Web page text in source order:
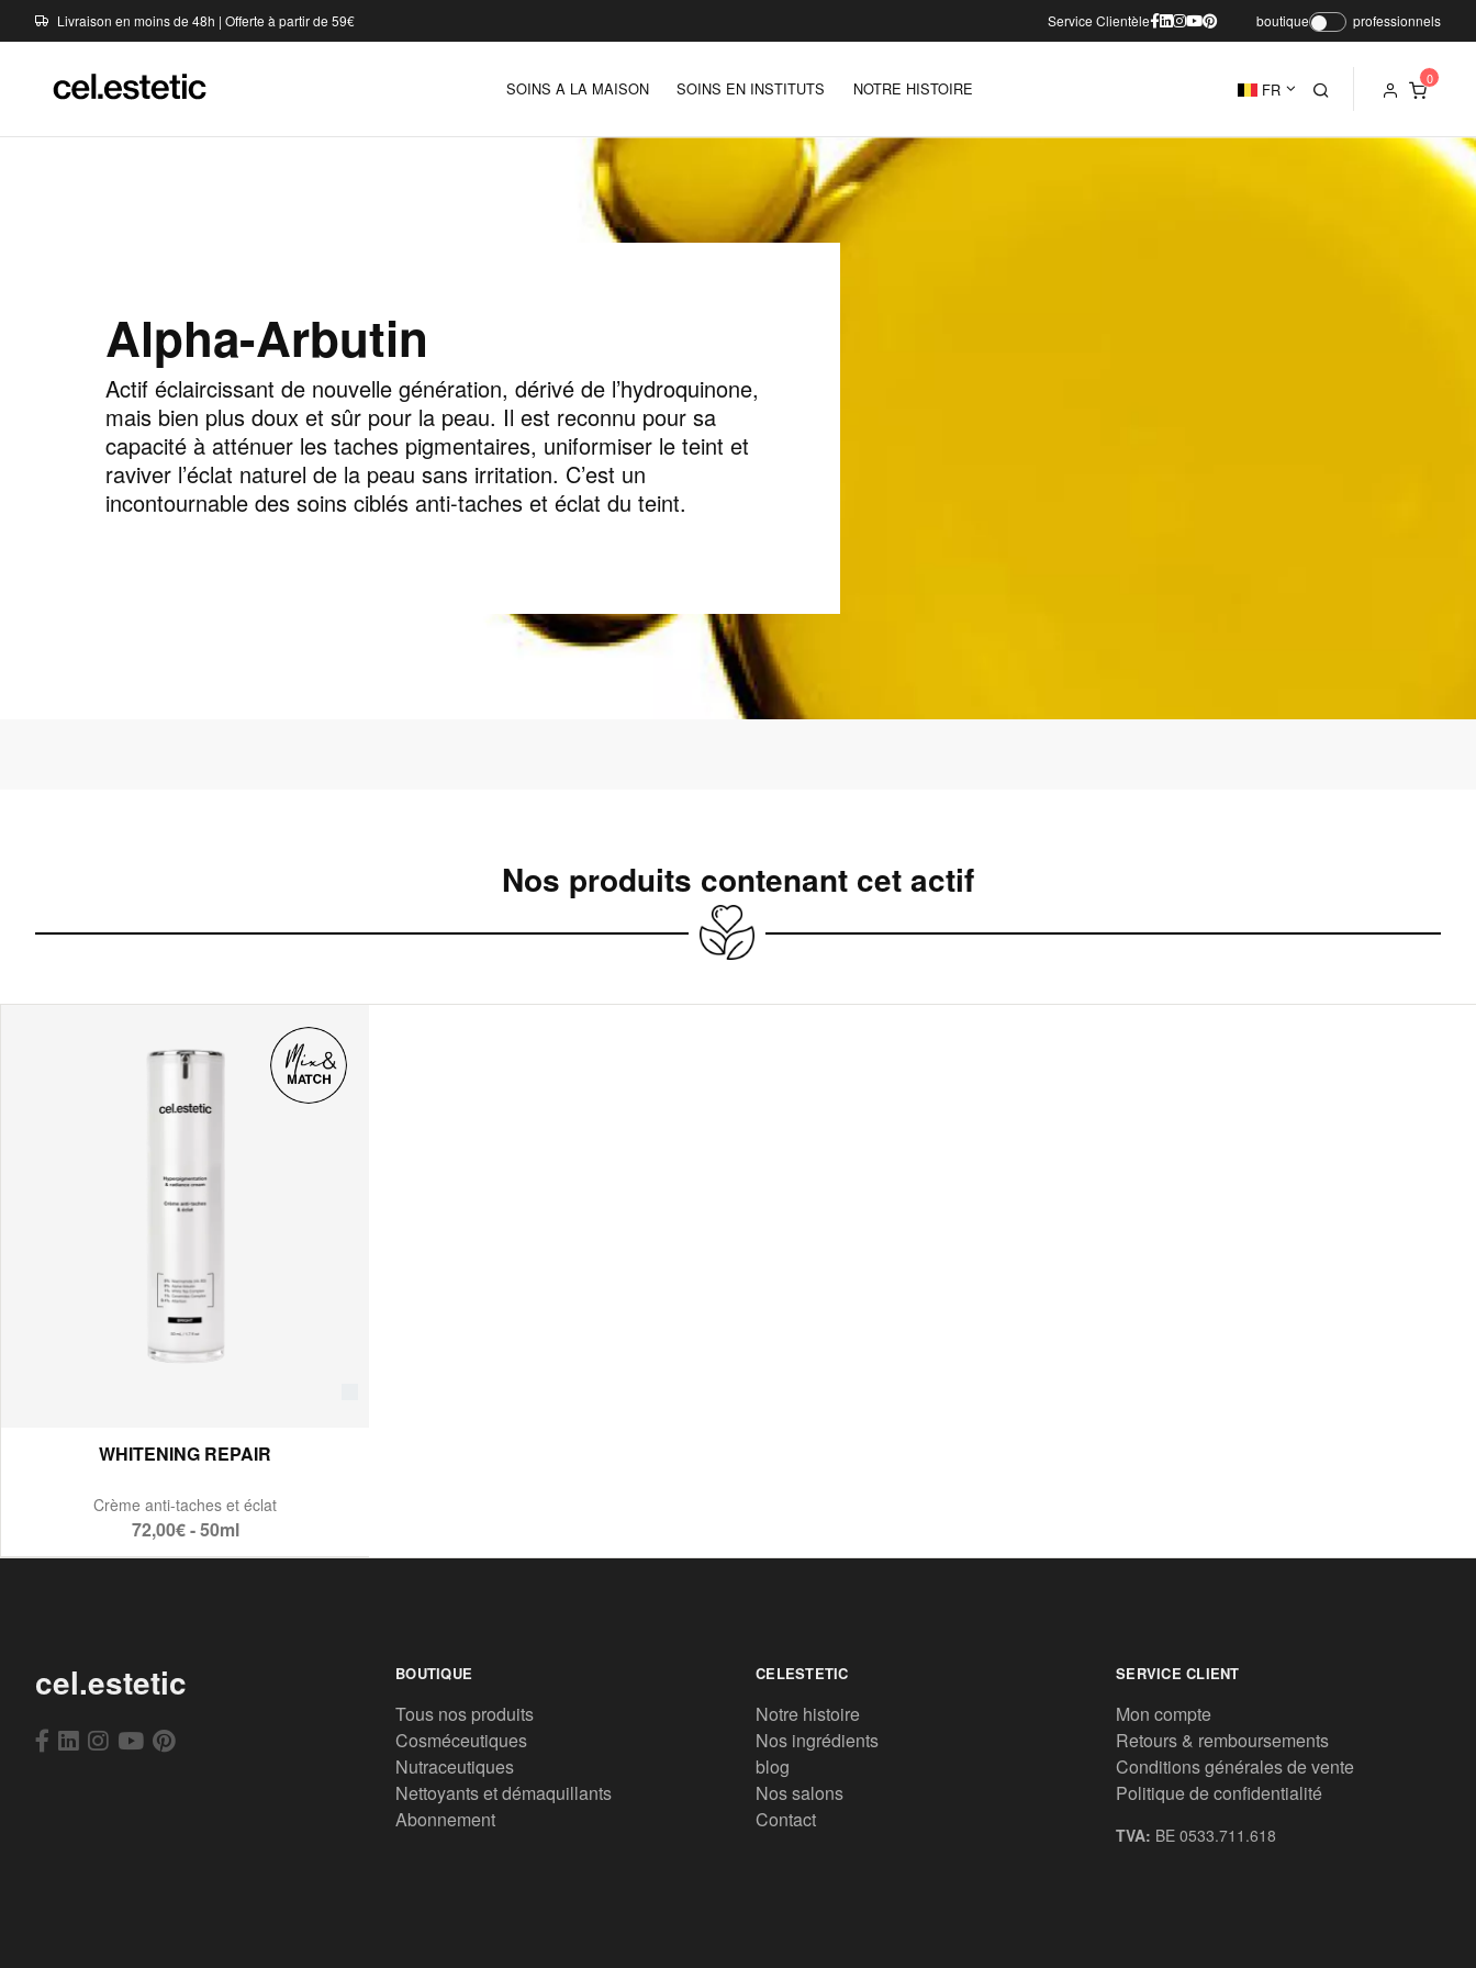
Livraison en moins de 48h | Offerte à partir de 59€ Service Clientèle boutique professionnels
SOINS A LA MAISON SOINS EN INSTITUTS NOTRE HISTOIRE FR
Alpha-Arbutin
Actif éclaircissant de nouvelle génération, dérivé de l’hydroquinone,
mais bien plus doux et sûr pour la peau. Il est reconnu pour sa
capacité à atténuer les taches pigmentaires, uniformiser le teint et
raviver l’éclat naturel de la peau sans irritation. C’est un
incontournable des soins ciblés anti-taches et éclat du teint.
Nos produits contenant cet actif
WHITENING REPAIR
Crème anti-taches et éclat
72,00€ - 50ml
cel.estetic BOUTIQUE
Tous nos produits
Cosméceutiques
Nutraceutiques
Nettoyants et démaquillants
Abonnement
CELESTETIC
Notre histoire
Nos ingrédients
blog
Nos salons
Contact
SERVICE CLIENT
Mon compte
Retours & remboursements
Conditions générales de vente
Politique de confidentialité
TVA: BE 0533.711.618